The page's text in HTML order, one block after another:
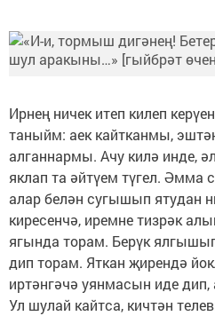
Ирнең ничек итеп килеп
таныйм: аек кайтканмы,
алганнармы. Ачу килә инде,
яклап та әйтүем түгел. Әмма
алар белән сугышып ятудан
киресенчә, иремне тизрәк
ягында торам. Берүк
дип торам. Яткан җирендә
иртәнгәчә уянмасын иде
Ул шулай кайтса, кичтән